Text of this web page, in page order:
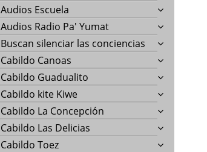
Audios Escuela
Audios Radio Pa' Yumat
Buscan silenciar las conciencias
Cabildo Canoas
Cabildo Guadualito
Cabildo kite Kiwe
Cabildo La Concepción
Cabildo Las Delicias
Cabildo Toez